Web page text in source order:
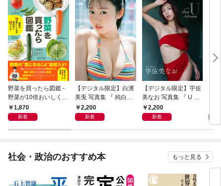
野菜を買ったら図鑑 -
野菜が10倍おいしくな
る保存法と64のレシピ
-
1,870
新着
【デジタル限定】白濱
美兎 写真集 『 純白の
プリズム 』
2,200
新着
【デジタル限定】宇佐
美なお 写真集 『 U ～
Best Selection ～ 』
2,200
新着
社会・政治のおすすめ本 もっと見る